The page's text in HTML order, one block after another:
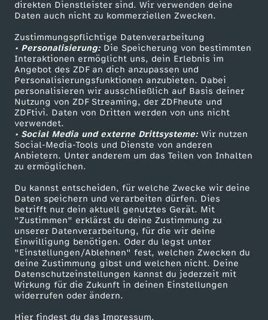
direkten Dienstleister sind. Wir verwenden deine
Daten auch nicht zu kommerziellen Zwecken.
Zustimmungspflichtige Datenverarbeitung
• Personalisierung:Die Speicherung von bestimmten
Interaktionen ermöglicht uns, dein Erlebnis im
Angebot des ZDF an dich anzupassen und
Personalisierungsfunktionen anzubieten. Dabei
personalisieren wir ausschließlich auf Basis deiner
Nutzung von ZDF Streaming, der ZDFheute und
ZDFtivi. Daten von Dritten werden von uns nicht
verwendet.
• Social Media und externe Drittsysteme:Wir nutzen
Social-Media-Tools und Dienste von anderen
Anbietern. Unter anderem um das Teilen von Inhalten
zu ermöglichen.
Du kannst entscheiden, für welche Zwecke wir deine
Daten speichern und verarbeiten dürfen. Dies
betrifft nur dein aktuell genutztes Gerät. Mit
"Zustimmen" erklärst du deine Zustimmung zu
unserer Datenverarbeitung, für die wir deine
Einwilligung benötigen. Oder du legst unter
"Einstellungen/Ablehnen" fest, welchen Zwecken du
deine Zustimmung gibst und welchen nicht. Deine
Datenschutzeinstellungen kannst du jederzeit mit
Wirkung für die Zukunft in deinen Einstellungen
widerrufen oder ändern.
Hier findest du das Impressum.
e
i
L
e
i
p
z
i
g
ZDFtext
Livestreams
Sendungen A-Z
TV-Programm
Tickets
Zuschauerservice
Hilfe
ZDF Unternehmen
Karriere
ZDF goes Schule
Werbefernsehen
Mainzelmännchen